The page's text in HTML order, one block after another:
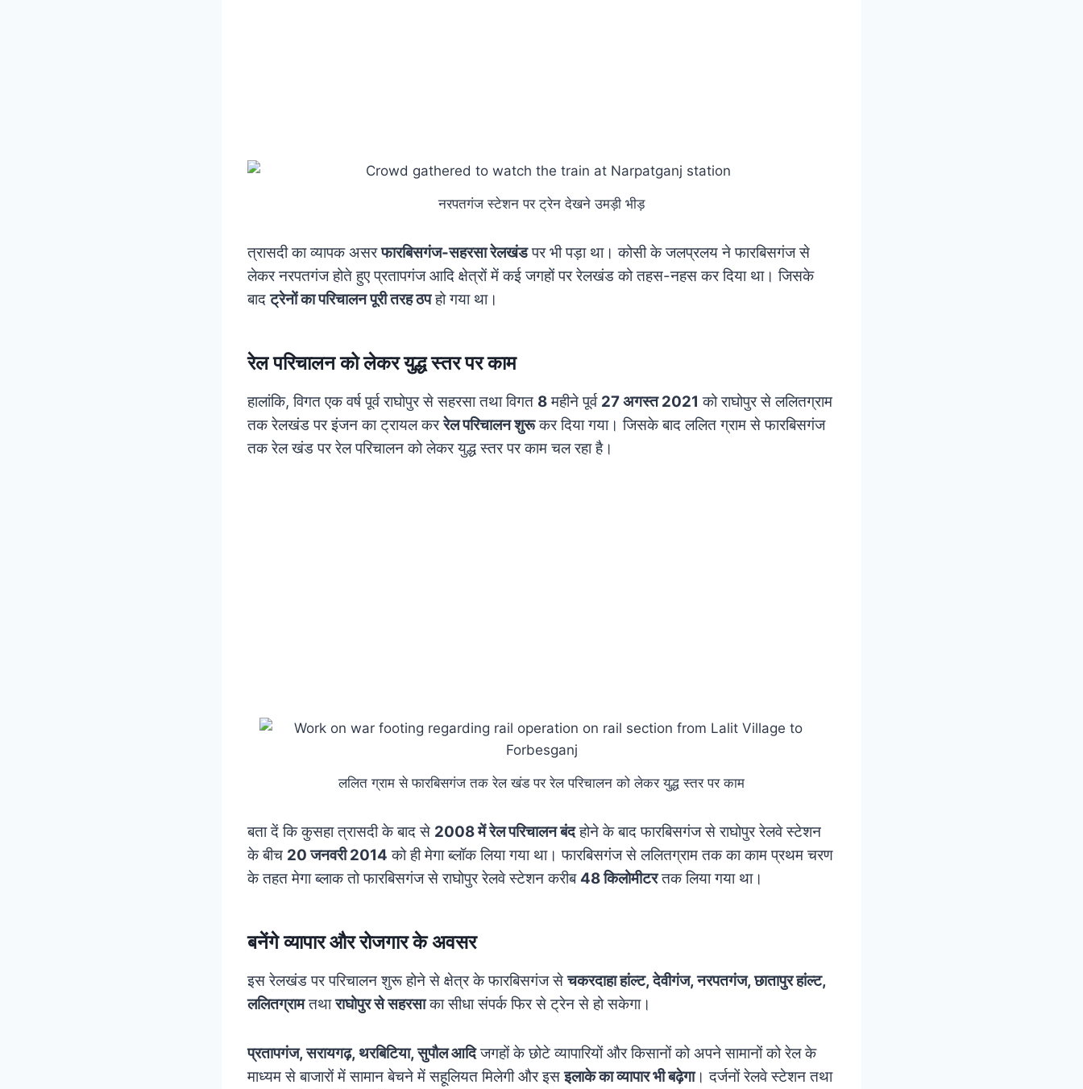
नरपतगंज स्टेशन पर ट्रेन देखने उमड़ी भीड़
त्रासदी का व्यापक असरफारबिसगंज-सहरसा रेलखंडपर भी पड़ा था। कोसी के जलप्रलय ने फारबिसगंज से
लेकर नरपतगंज होते हुए प्रतापगंज आदि क्षेत्रों में कई जगहों पर रेलखंड को तहस-नहस कर दिया था। जिसके
बादट्रेनों का परिचालन पूरी तरह ठपहो गया था।
रेल परिचालन को लेकर युद्ध स्तर पर काम
हालांकि, विगत एक वर्ष पूर्व राघोपुर से सहरसा तथा विगत 8महीने पूर्व 27 अगस्त 2021 को राघोपुर से ललितग्राम
तक रेलखंड पर इंजन का ट्रायल कररेल परिचालन शुरूकर दिया गया। जिसके बाद ललित ग्राम से फारबिसगंज
तक रेल खंड पर रेल परिचालन को लेकर युद्ध स्तर पर काम चल रहा है।
ललित ग्राम से फारबिसगंज तक रेल खंड पर रेल परिचालन को लेकर युद्ध स्तर पर काम
बता दें कि कुसहा त्रासदी के बाद से 2008 में रेल परिचालन बंदहोने के बाद फारबिसगंज से राघोपुर रेलवे स्टेशन
के बीच 20 जनवरी 2014 को ही मेगा ब्लॉक लिया गया था। फारबिसगंज से ललितग्राम तक का काम प्रथम चरण
के तहत मेगा ब्लाक तो फारबिसगंज से राघोपुर रेलवे स्टेशन करीब 48 किलोमीटरतक लिया गया था।
बनेंगे व्यापार और रोजगार के अवसर
इस रेलखंड पर परिचालन शुरू होने से क्षेत्र के फारबिसगंज सेचकरदाहा हांल्ट, देवीगंज, नरपतगंज, छातापुर हांल्ट,
ललितग्रामतथाराघोपुर से सहरसाका सीधा संपर्क फिर से ट्रेन से हो सकेगा।
प्रतापगंज, सरायगढ़, थरबिटिया, सुपौल आदिजगहों के छोटे व्यापारियों और किसानों को अपने सामानों को रेल के
माध्यम से बाजारों में सामान बेचने में सहूलियत मिलेगी और इसइलाके का व्यापार भी बढ़ेगा। दर्जनों रेलवे स्टेशन तथा